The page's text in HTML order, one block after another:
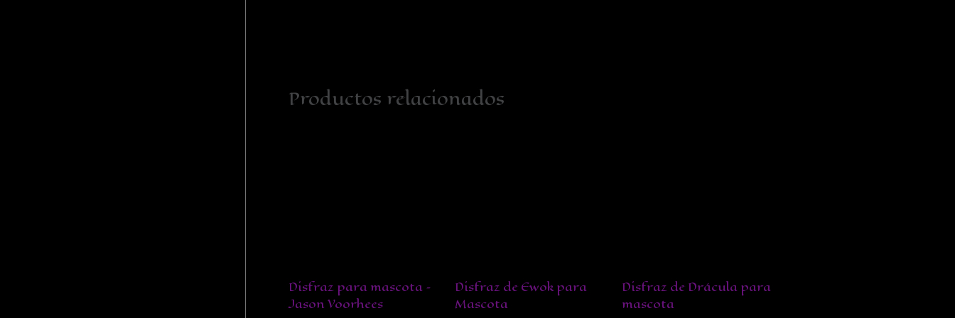
Productos relacionados
Disfraz para mascota –
Jason Voorhees
Disfraz de Ewok para
Mascota
Disfraz de Drácula para
mascota